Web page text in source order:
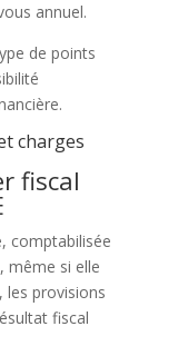
annuel.
de points
charges
fiscal
comptabilisée
même si elle
les provisions
fiscal